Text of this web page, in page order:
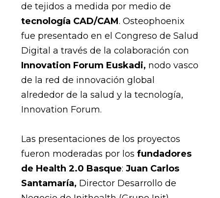
de tejidos a medida por medio de
tecnología CAD/CAM. Osteophoenix
fue presentado en el Congreso de Salud
Digital a través de la colaboración con
Innovation Forum Euskadi, nodo vasco
de la red de innovación global
alrededor de la salud y la tecnología,
Innovation Forum.
Las presentaciones de los proyectos
fueron moderadas por los fundadores
de Health 2.0 Basque: Juan Carlos
Santamaría, Director Desarrollo de